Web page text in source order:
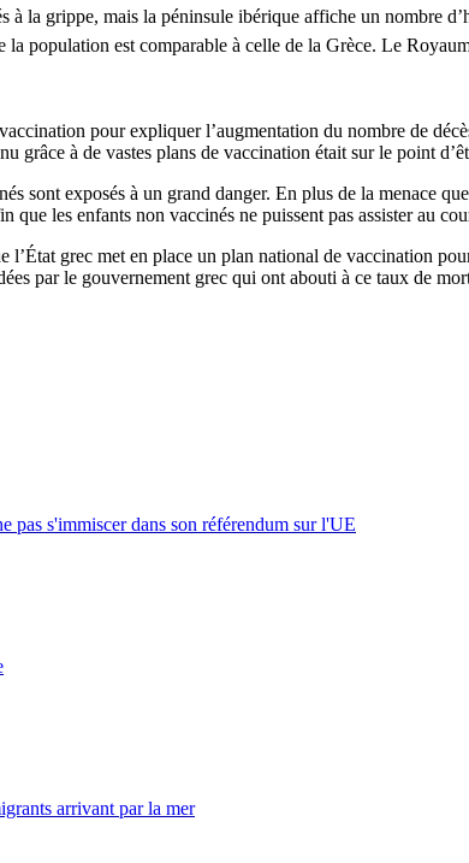
à la grippe, mais la péninsule ibérique affiche un nombre
la population est comparable à celle de la Grèce. Le
pour expliquer l’augmentation du nombre de
grâce à de vastes plans de vaccination était sur le point
sont exposés à un grand danger. En plus de la menace
que les enfants non vaccinés ne puissent pas assister au
l’État grec met en place un plan national de vaccination
par le gouvernement grec qui ont abouti à ce taux de
s'immiscer dans son référendum sur l'UE
arrivant par la mer